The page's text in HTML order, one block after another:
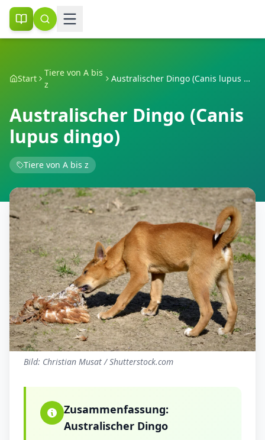
Start
Tiere von A bis
z
Australischer Dingo (Canis lupus dingo)
Australischer Dingo (Canis
lupus dingo)
Tiere von A bis z
Bild: Christian Musat / Shutterstock.com
Zusammenfassung:
Australischer Dingo